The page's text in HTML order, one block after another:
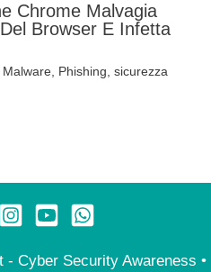
Chrome Malvagia
Browser E Infetta
Malware, Phishing sicurezza
Cyber Security Awareness •